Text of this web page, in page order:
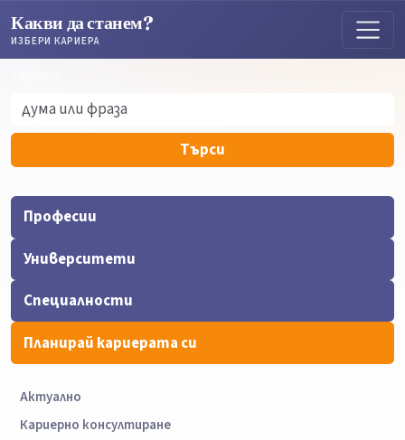
Какви да станем?
ИЗБЕРИ КАРИЕРА
Търси
Професии
Университети
Специалности
Планирай кариерата си
Актуално
Кариерно консултиране